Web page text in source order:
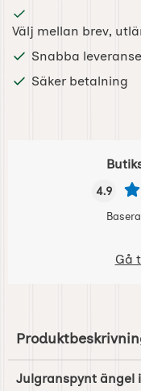
Välj mellan brev,
Snabba
Säker betalning
4.9
Gå
Julgranspynt ängel